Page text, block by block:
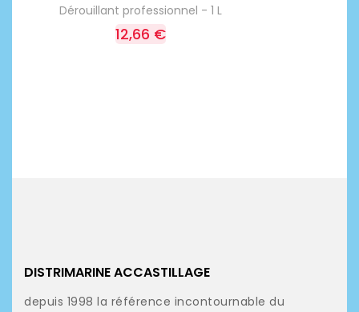
Dérouillant professionnel - 1 L
12,66 €
DISTRIMARINE ACCASTILLAGE
depuis 1998 la référence incontournable du